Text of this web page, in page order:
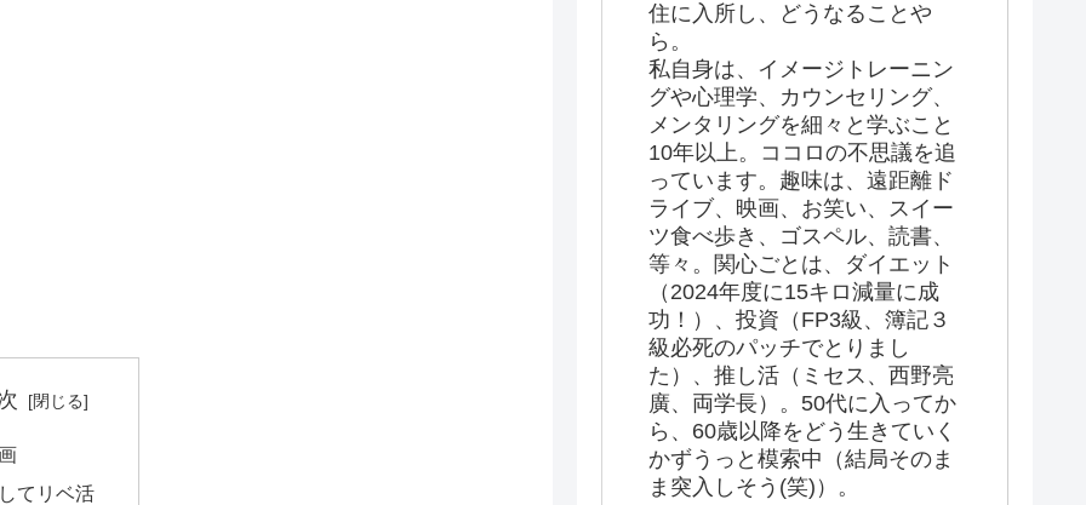
てリベ活
住に入所し、どうなることや
ら。
私自身は、イメージトレーニン
グや心理学、カウンセリング、
メンタリングを細々と学ぶこと
10年以上。ココロの不思議を追
っています。趣味は、遠距離ド
ライブ、映画、お笑い、スイー
ツ食べ歩き、ゴスペル、読書、
等々。関心ごとは、ダイエット
（2024年度に15キロ減量に成
功！）、投資（FP3級、簿記３
級必死のパッチでとりまし
た）、推し活（ミセス、西野亮
廣、両学長）。50代に入ってか
ら、60歳以降をどう生きていく
かずうっと模索中（結局そのま
ま突入しそう(笑)）。